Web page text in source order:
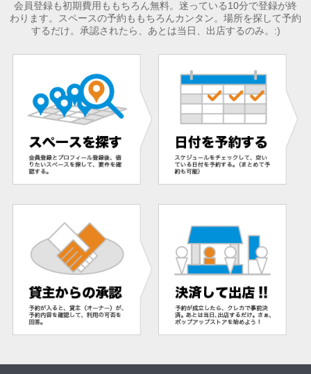
会員登録も初期費用ももちろん無料。迷っている10分で登録が終
わります。スペースの予約ももちろんカンタン。場所を探して予約
するだけ。承認されたら、あとは当日、出店するのみ。:)